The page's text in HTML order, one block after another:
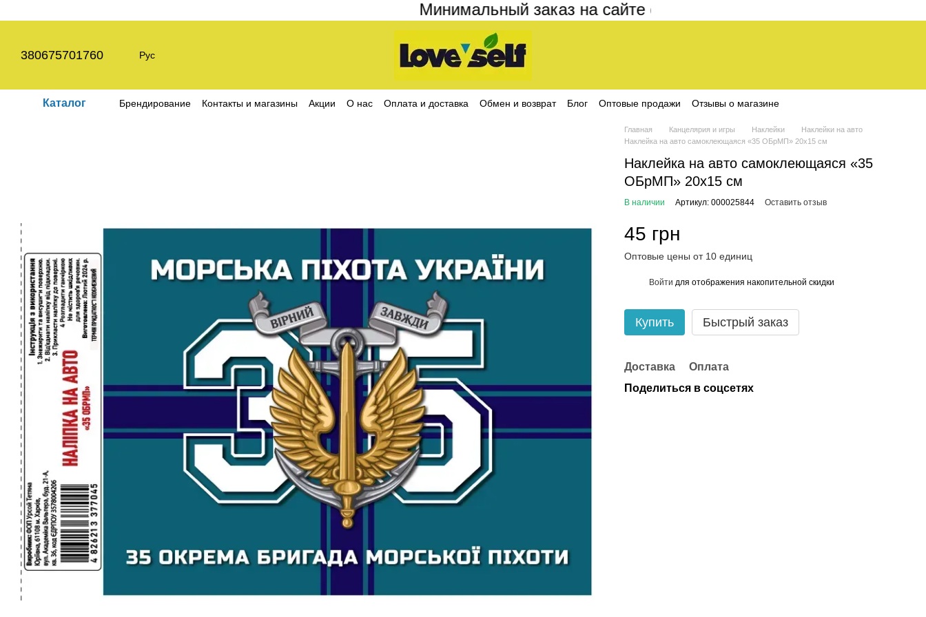
Минимальный заказ на сайте составляет 200 грн
380675701760 Рус
Каталог Брендирование Контакты и магазины Акции О нас Оплата и доставка Обмен и возврат Блог Оптовые продажи
Отзывы о магазине
Главная Канцелярия и игры Наклейки
Наклейки на авто
Наклейка на авто самоклеющаяся «35 ОБрМП» 20х15 см
Наклейка на авто самоклеющаяся «35
ОБрМП» 20х15 см
В наличии Артикул: 000025844 Оставить отзыв
45 грн
Оптовые цены от 10 единиц
Войти для отображения накопительной скидки
Купить Быстрый заказ
Доставка
Оплата
Поделиться в соцсетях